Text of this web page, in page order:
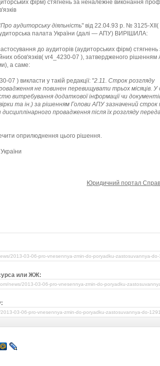
фірм) стягнень за неналежне виконання
Про аудиторську діяльність" від 22.04.93 р. № 3125-
палата України (далі — АПУ) ВИРІШИЛА:
до аудиторів (аудиторських фірм) стягнень
обов'язків( vr4_4230-07 ), затвердженого рішенням
а саме:
07 ) викласти у такій редакції: "2.11. Строк розгляду
не повинен перевищувати трьох місяців. У
витребування додаткової інформації чи
та ін.) за рішенням Голови АПУ зазначений
провадження після їх розгляду
оприлюднення цього рішення.
Юридичний портал
или ЖЖ: